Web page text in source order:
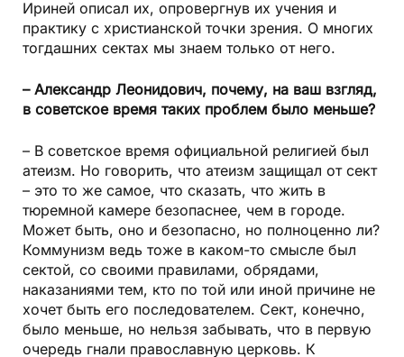
Ириней описал их, опровергнув их учения и
практику с христианской точки зрения. О многих
тогдашних сектах мы знаем только от него.
– Александр Леонидович, почему, на ваш взгляд,
в советское время таких проблем было меньше?
– В советское время официальной религией был
атеизм. Но говорить, что атеизм защищал от сект
– это то же самое, что сказать, что жить в
тюремной камере безопаснее, чем в городе.
Может быть, оно и безопасно, но полноценно ли?
Коммунизм ведь тоже в каком-то смысле был
сектой, со своими правилами, обрядами,
наказаниями тем, кто по той или иной причине не
хочет быть его последователем. Сект, конечно,
было меньше, но нельзя забывать, что в первую
очередь гнали православную церковь. К